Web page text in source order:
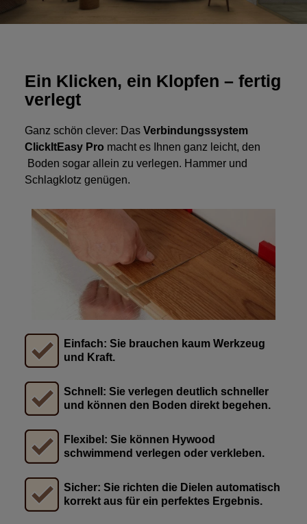
Ein Klicken, ein Klopfen – fertig
verlegt
Ganz schön clever: Das Verbindungssystem
ClickItEasy Pro macht es Ihnen ganz leicht, den
Boden sogar allein zu verlegen. Hammer und
Schlagklotz genügen.
Einfach: Sie brauchen kaum Werkzeug
und Kraft.
Schnell: Sie verlegen deutlich schneller
und können den Boden direkt begehen.
Flexibel: Sie können Hywood
schwimmend verlegen oder verkleben.
Sicher: Sie richten die Dielen automatisch
korrekt aus für ein perfektes Ergebnis.